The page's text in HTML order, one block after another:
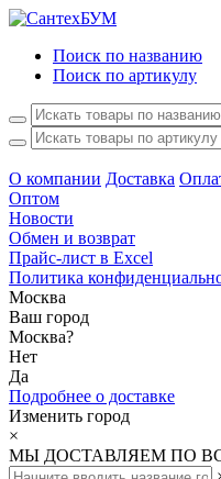
Поиск по названию
Поиск по артикулу
О компании Доставка
Оптом
Новости
Обмен и возврат
Прайс-лист в Excel
Политика
Москва
Ваш город
Москва?
Нет
Да
Подробнее о доставке
Изменить город
×
МЫ ДОСТАВЛЯЕМ ПО